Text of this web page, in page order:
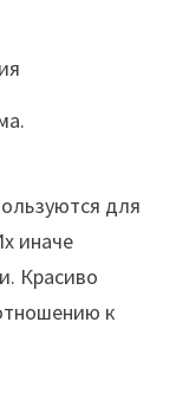
для
иначе
Красиво
к